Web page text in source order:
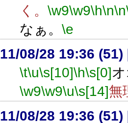
く。 \w9\w9\h\n\n
なぁ。 \e
11/08/28 19:36 (51)
\t\u\s[10]\h\s[0]
\w9\w9\u\s[14]無
11/08/28 19:36 (51)